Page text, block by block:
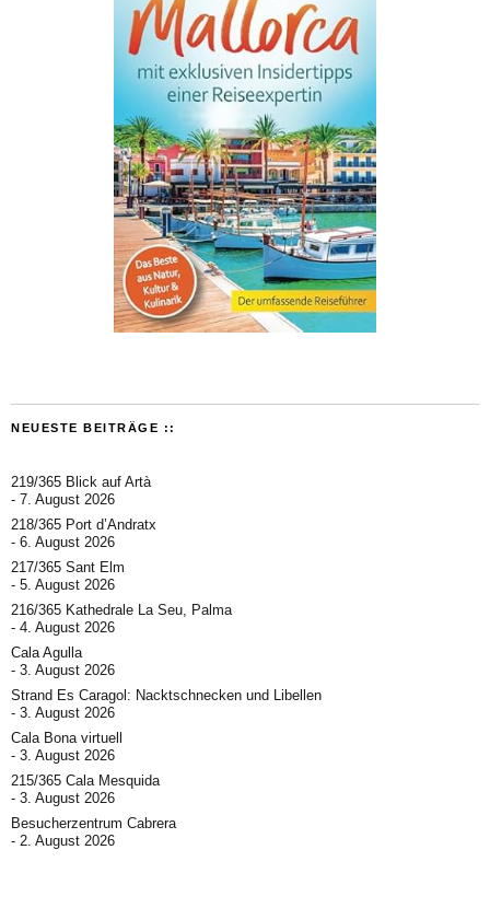
NEUESTE BEITRÄGE ::
219/365 Blick auf Artà
7. August 2026
218/365 Port d’Andratx
6. August 2026
217/365 Sant Elm
5. August 2026
216/365 Kathedrale La Seu, Palma
4. August 2026
Cala Agulla
3. August 2026
Strand Es Caragol: Nacktschnecken und Libellen
3. August 2026
Cala Bona virtuell
3. August 2026
215/365 Cala Mesquida
3. August 2026
Besucherzentrum Cabrera
2. August 2026